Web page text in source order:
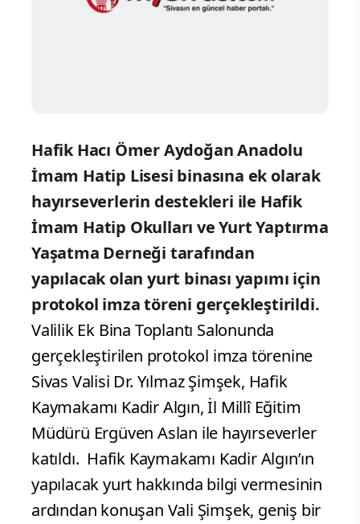
Hafik Hacı Ömer Aydoğan Anadolu
İmam Hatip Lisesi binasına ek olarak
hayırseverlerin destekleri ile Hafik
İmam Hatip Okulları ve Yurt Yaptırma
Yaşatma Derneği tarafından
yapılacak olan yurt binası yapımı için
protokol imza töreni gerçekleştirildi.
Valilik Ek Bina Toplantı Salonunda
gerçekleştirilen protokol imza törenine
Sivas Valisi Dr. Yılmaz Şimşek, Hafik
Kaymakamı Kadir Algın, İl Millî Eğitim
Müdürü Ergüven Aslan ile hayırseverler
katıldı. Hafik Kaymakamı Kadir Algın’ın
yapılacak yurt hakkında bilgi vermesinin
ardından konuşan Vali Şimşek, geniş bir